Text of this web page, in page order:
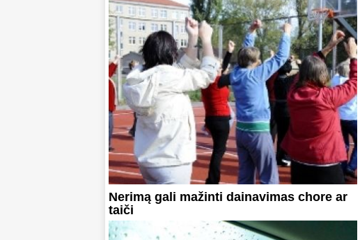
Nerimą gali mažinti dainavimas chore ar
taiči